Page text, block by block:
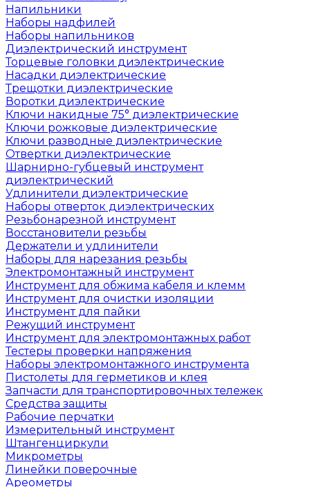
Напильники
Наборы надфилей
Наборы напильников
Диэлектрический инструмент
Торцевые головки диэлектрические
Насадки диэлектрические
Трещотки диэлектрические
Воротки диэлектрические
Ключи накидные 75° диэлектрические
Ключи рожковые диэлектрические
Ключи разводные диэлектрические
Отвертки диэлектрические
Шарнирно-губцевый инструмент
диэлектрический
Удлинители диэлектрические
Наборы отверток диэлектрических
Резьбонарезной инструмент
Восстановители резьбы
Держатели и удлинители
Наборы для нарезания резьбы
Электромонтажный инструмент
Инструмент для обжима кабеля и клемм
Инструмент для очистки изоляции
Инструмент для пайки
Режущий инструмент
Инструмент для электромонтажных работ
Тестеры проверки напряжения
Наборы электромонтажного инструмента
Пистолеты для герметиков и клея
Запчасти для транспортировочных тележек
Средства защиты
Рабочие перчатки
Измерительный инструмент
Штангенциркули
Микрометры
Линейки поверочные
Ареометры